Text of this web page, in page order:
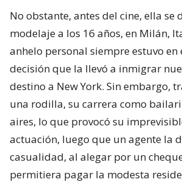
No obstante, antes del cine, ella se
modelaje a los 16 años, en Milán,
anhelo personal siempre estuvo en
decisión que la llevó a inmigrar
destino a New York. Sin embargo,
una rodilla, su carrera como
aires, lo que provocó su
actuación, luego que un agente la
casualidad, al alegar por un
permitiera pagar la modesta